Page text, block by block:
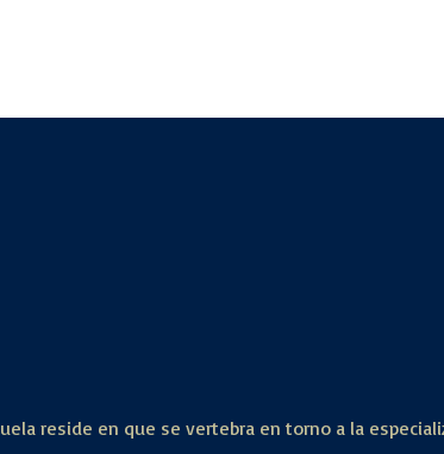
reside en que se vertebra en torno a la